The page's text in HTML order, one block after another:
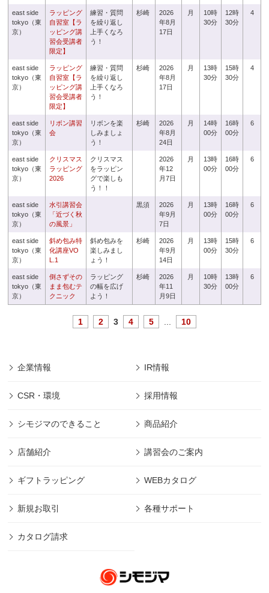
east side
tokyo（東
京）
ラッピング
自習室【ラ
ッピング講
習会受講者
限定】
練習・質問
を繰り返し
上手くなろ
う！
杉崎
2026
年8月
17日
月
10時
30分
12時
30分
4
east side
tokyo（東
京）
ラッピング
自習室【ラ
ッピング講
習会受講者
限定】
練習・質問
を繰り返し
上手くなろ
う！
杉崎
2026
年8月
17日
月
13時
30分
15時
30分
4
east side
tokyo（東
京）
リボン講習
会
リボンを楽
しみましょ
う！
杉崎
2026
年8月
24日
月
14時
00分
16時
00分
6
east side
tokyo（東
京）
クリスマス
ラッピング
2026
クリスマス
をラッピン
グで楽しも
う！！
2026
年12
月7日
月
13時
00分
16時
00分
6
east side
tokyo（東
京）
水引講習会
「近づく秋
の風景」
黒須
2026
年9月
7日
月
13時
00分
16時
00分
6
east side
tokyo（東
京）
斜め包み特
化講座VO
L.1
斜め包みを
楽しみまし
ょう！
杉崎
2026
年9月
14日
月
13時
00分
15時
30分
6
east side
tokyo（東
京）
倒さずその
まま包むテ
クニック
ラッピング
の幅を広げ
よう！
杉崎
2026
年11
月9日
月
10時
30分
13時
00分
6
1 2 3 4 5 10
企業情報 IR情報
CSR・環境 採用情報
シモジマのできること 商品紹介
店舗紹介 講習会のご案内
ギフトラッピング WEBカタログ
新規お取引 各種サポート
カタログ請求